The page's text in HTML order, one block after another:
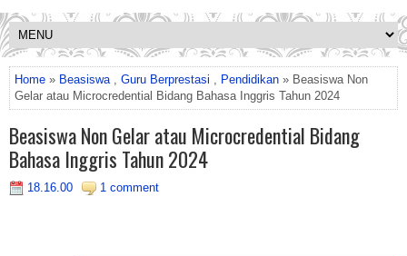
Home » Beasiswa, Guru Berprestasi , Pendidikan » Beasiswa Non
Gelar atau Microcredential Bidang Bahasa Inggris Tahun 2024
Beasiswa Non Gelar atau Microcredential Bidang
Bahasa Inggris Tahun 2024
18.16.00 1 comment